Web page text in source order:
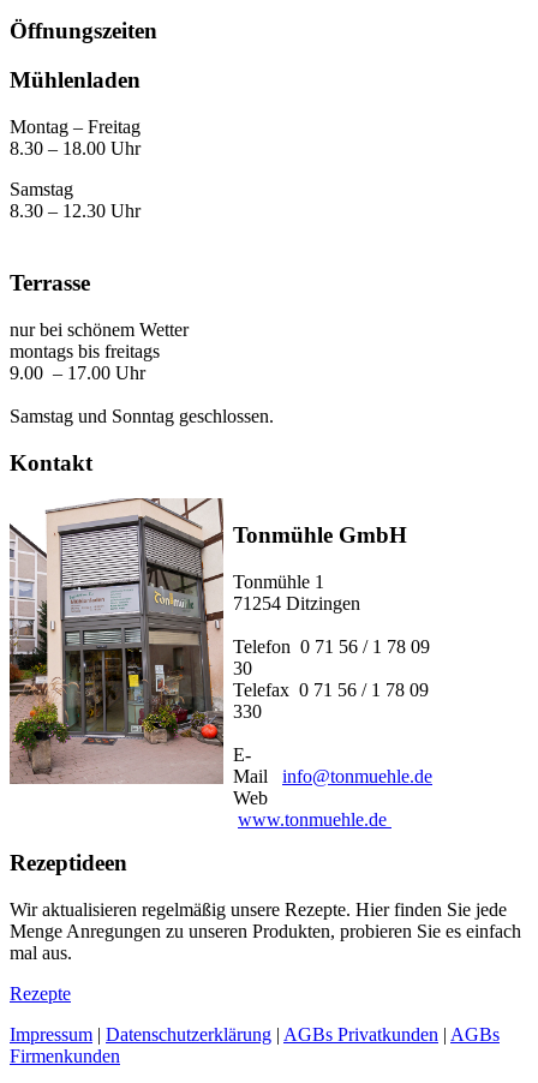
Öffnungszeiten
Mühlenladen
Montag – Freitag
8.30 – 18.00 Uhr
Samstag
8.30 – 12.30 Uhr
Terrasse
nur bei schönem Wetter
montags bis freitags
9.00 – 17.00 Uhr
Samstag und Sonntag geschlossen.
Kontakt
Tonmühle GmbH
Tonmühle 1
71254 Ditzingen
Telefon 0 71 56 / 1 78 09
30
Telefax 0 71 56 / 1 78 09
330
E-
Mail
info@tonmuehle.de
Web
www.tonmuehle.de
Rezeptideen
Wir aktualisieren regelmäßig unsere Rezepte. Hier finden Sie jede
Menge Anregungen zu unseren Produkten, probieren Sie es einfach
mal aus.
Rezepte
Impressum | Datenschutzerklärung | AGBs Privatkunden | AGBs
Firmenkunden